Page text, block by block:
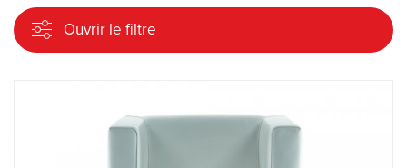
Ouvrir le filtre